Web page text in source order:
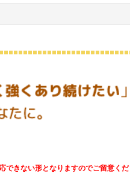
できない形となりますのでご留意くだ